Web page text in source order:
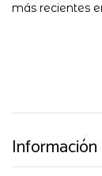
más recientes